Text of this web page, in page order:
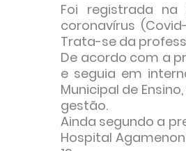
Foi registrada
coronavírus
Trata-se da
De acordo com a
e seguia em
Municipal de
gestão.
Ainda segundo a
Hospital